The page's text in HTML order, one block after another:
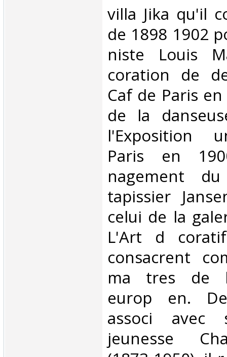
villa Jika qu'il
de 1898 1902
niste Louis
coration de
Caf de Paris
de la
l'Exposition
Paris en
nagement
tapissier
celui de la
L'Art d
consacrent
ma tres de
europ en.
associ
jeunesse